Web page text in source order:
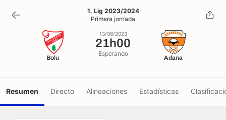
21h00
13/08/2023
1. Lig 2023/2024
Primera jornada
Bolu
13/08/2023
21h00
Esperando
Adana
Resumen Directo Alineaciones Estadísticas